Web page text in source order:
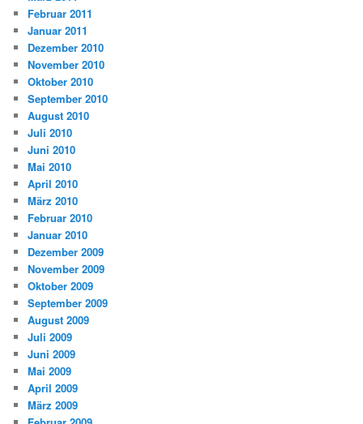
Februar 2011
Januar 2011
Dezember 2010
November 2010
Oktober 2010
September 2010
August 2010
Juli 2010
Juni 2010
Mai 2010
April 2010
März 2010
Februar 2010
Januar 2010
Dezember 2009
November 2009
Oktober 2009
September 2009
August 2009
Juli 2009
Juni 2009
Mai 2009
April 2009
März 2009